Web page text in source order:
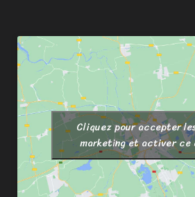
Cliquez pour accepter
marketing et activer ce